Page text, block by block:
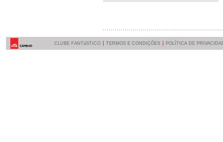
CLUBE FANTáSTICO TERMOS E CONDIÇÕES POLÍTICA DE